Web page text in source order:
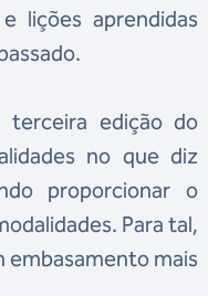
lições aprendidas
terceira edição do
no que diz
proporcionar o
Para tal,
embasamento mais